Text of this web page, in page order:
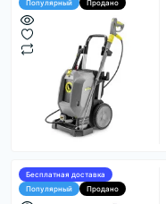
Популярный
Продано
Бесплатная доставка
Популярный
Продано